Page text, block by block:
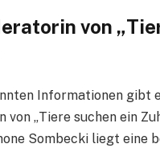
von
Informationen gibt
von „Tiere suchen ein
Sombecki liegt